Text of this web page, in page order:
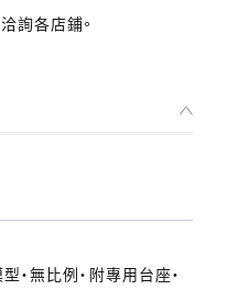
詢各店鋪。
・無比例・附專用台座・